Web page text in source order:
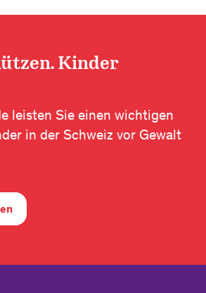
Kinder
leisten Sie einen wichtigen
in der Schweiz vor Gewalt